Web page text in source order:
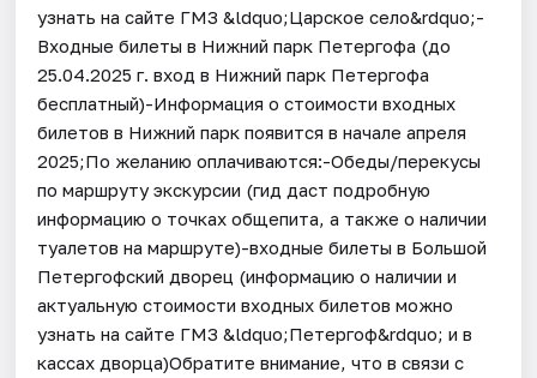
узнать на сайте ГМЗ &ldquo;Царское село&rdquo;-
Входные билеты в Нижний парк Петергофа (до
25.04.2025 г. вход в Нижний парк Петергофа
бесплатный)-Информация о стоимости входных
билетов в Нижний парк появится в начале апреля
2025;По желанию оплачиваются:-Обеды/перекусы
по маршруту экскурсии (гид даст подробную
информацию о точках общепита, а также о наличии
туалетов на маршруте)-входные билеты в Большой
Петергофский дворец (информацию о наличии и
актуальную стоимости входных билетов можно
узнать на сайте ГМЗ &ldquo;Петергоф&rdquo; и в
кассах дворца)Обратите внимание, что в связи с